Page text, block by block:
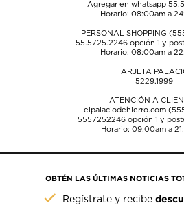
Agregar en whatsapp
Horario: 08:00am a
PERSONAL SHOPPING
55.5725.2246opción 1 y
Horario: 08:00am a
TARJETA
5229.1999
ATENCIÓN A
elpalaciodehierro.com
5557252246opción 1 y
Horario: 09:00am a
OBTÉN LAS ÚLTIMAS NOTICIAS
Regístrate y recibe